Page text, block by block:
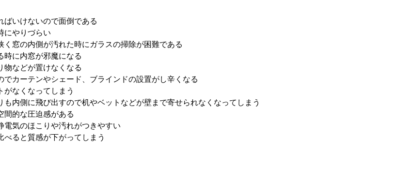
ばいけないので面倒である
にやりづらい
く窓の内側が汚れた時にガラスの掃除が困難である
時に内窓が邪魔になる
物などが置けなくなる
でカーテンやシェード、ブラインドの設置がし辛くなる
がなくなってしまう
も内側に飛び出すので机やベットなどが壁まで寄せられなくなってしまう
間的な圧迫感がある
電気のほこりや汚れがつきやすい
べると質感が下がってしまう